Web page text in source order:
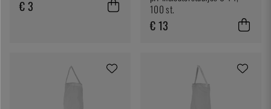
€ 3
100 st.
€ 13